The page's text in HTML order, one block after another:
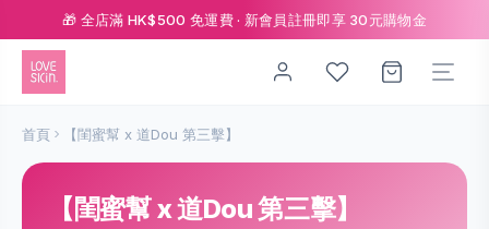
🎁 全店滿 HK$500 免運費 · 新會員註冊即享 30元購物金
首頁 【閨蜜幫 x 道Dou 第三擊】
【閨蜜幫 x 道Dou 第三擊】